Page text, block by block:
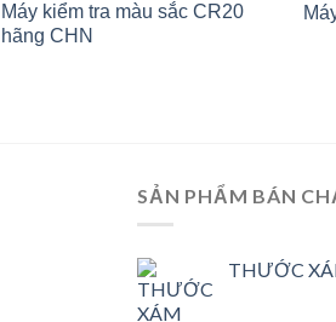
Máy kiểm tra màu sắc CR20
hãng CHN
SẢN PHẨM BÁN
THƯỚC